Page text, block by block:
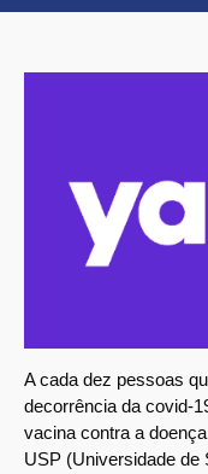
A cada dez pessoas
decorrência da covid-
vacina contra a
USP (Universidade de